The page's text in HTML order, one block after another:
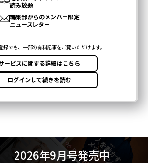
2026年9月号発売中